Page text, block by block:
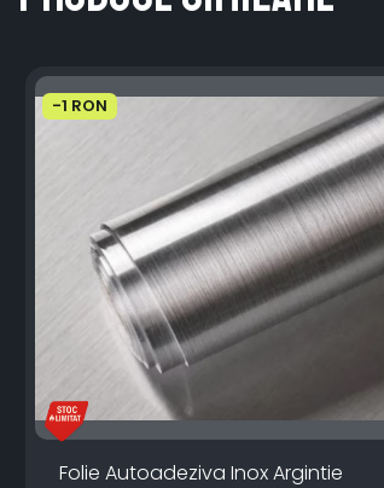
-1 RON
Folie Autoadeziva Inox Argintie